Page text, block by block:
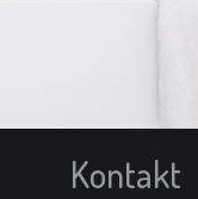
Kontakt